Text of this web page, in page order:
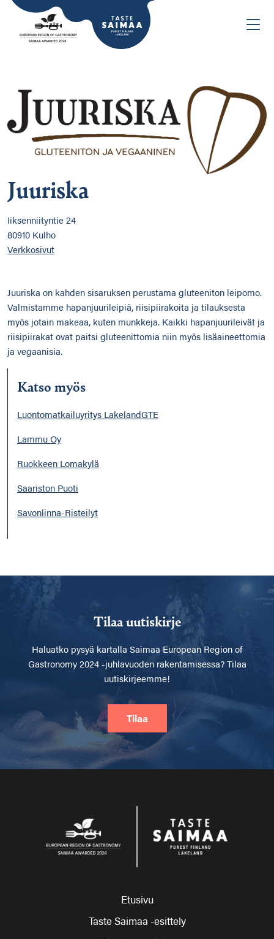
Juuriska
Iiksenniityntie 24
80910 Kulho
Verkkosivut
Juuriska on kahden sisaruksen perustama gluteeniton leipomo.
Valmistamme hapanjuurileipiä, riisipiirakoita ja tilauksesta
myös jotain makeaa, kuten munkkeja. Kaikki hapanjuurileivät ja
riisipiirakat ovat paitsi gluteenittomia niin myös lisäaineettomia
ja vegaanisia.
Katso myös
Luontomatkailuyritys LakelandGTE
Lammu Oy
Ruokkeen Lomakylä
Saariston Puoti
Savonlinna-Risteilyt
Tilaa uutiskirje
Haluatko pysyä kartalla Saimaa European Region of
Gastronomy 2024 -juhlavuoden rakentamisessa? Tilaa
uutiskirjeemme!
Tilaa
Etusivu
Taste Saimaa -esittely